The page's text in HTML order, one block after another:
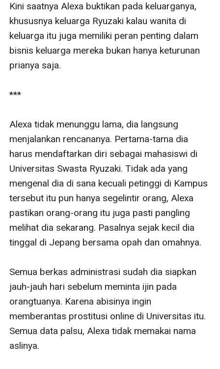
Kini saatnya Alexa buktikan pada keluarganya,
khususnya keluarga Ryuzaki kalau wanita di
keluarga itu juga memiliki peran penting dalam
bisnis keluarga mereka bukan hanya keturunan
prianya saja.
***
Alexa tidak menunggu lama, dia langsung
menjalankan rencananya. Pertama-tama dia
harus mendaftarkan diri sebagai mahasiswi di
Universitas Swasta Ryuzaki. Tidak ada yang
mengenal dia di sana kecuali petinggi di Kampus
tersebut itu pun hanya segelintir orang, Alexa
pastikan orang-orang itu juga pasti pangling
melihat dia sekarang. Pasalnya sejak kecil dia
tinggal di Jepang bersama opah dan omahnya.
Semua berkas administrasi sudah dia siapkan
jauh-jauh hari sebelum meminta ijin pada
orangtuanya. Karena abisinya ingin
memberantas prostitusi online di Universitas itu.
Semua data palsu, Alexa tidak memakai nama
aslinya.